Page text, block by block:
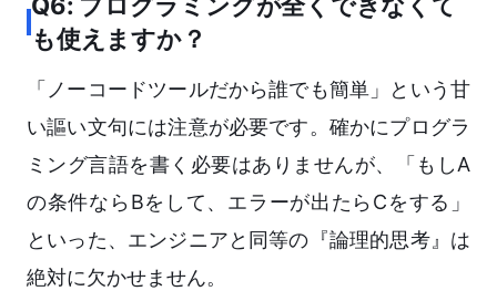
Q6: プログラミングが全くできなくて
も使えますか？
「ノーコードツールだから誰でも簡単」という甘
い謳い文句には注意が必要です。確かにプログラ
ミング言語を書く必要はありませんが、「もしA
の条件ならBをして、エラーが出たらCをする」
といった、エンジニアと同等の『論理的思考』は
絶対に欠かせません。